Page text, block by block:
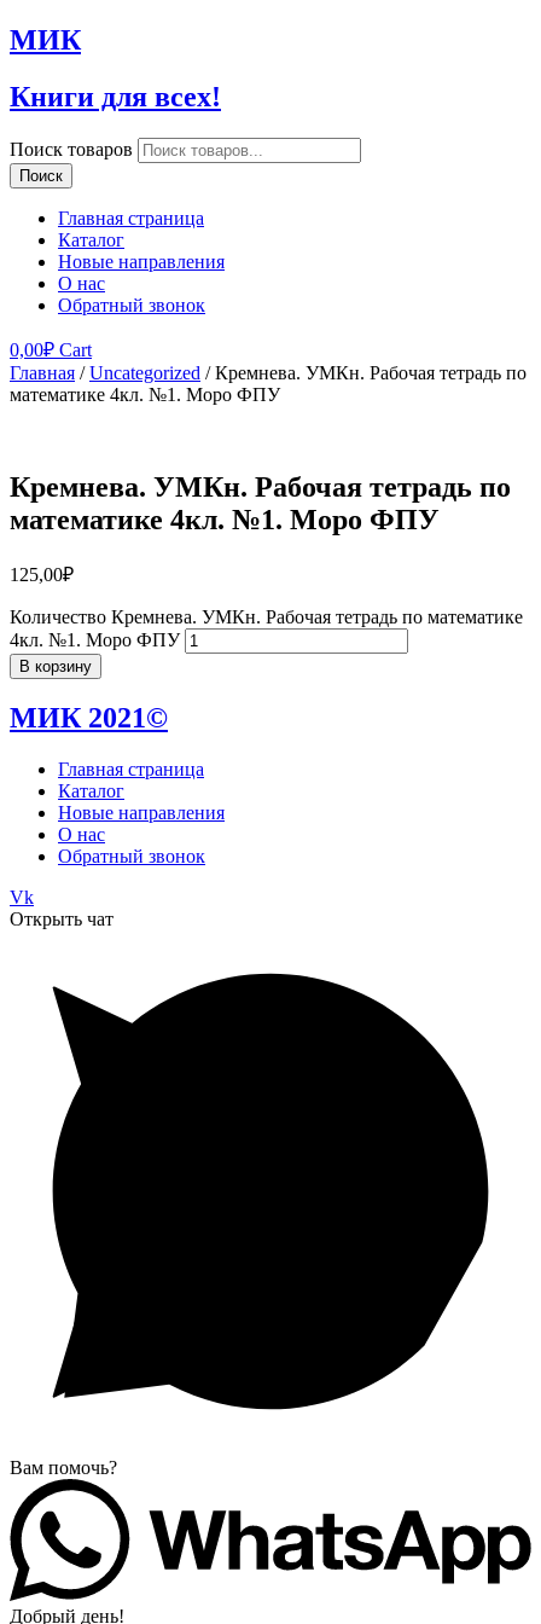
МИК
Книги для всех!
Поиск товаров
Поиск
Главная страница
Каталог
Новые направления
О нас
Обратный звонок
0,00₽ Cart
Главная /Uncategorized / Кремнева. УМКн. Рабочая тетрадь по
математике 4кл. №1. Моро ФПУ
Кремнева. УМКн. Рабочая тетрадь по
математике 4кл. №1. Моро ФПУ
125,00₽
Количество Кремнева. УМКн. Рабочая тетрадь по математике
4кл. №1. Моро ФПУ
В корзину
МИК 2021©
Главная страница
Каталог
Новые направления
О нас
Обратный звонок
Vk
Открыть чат
Вам помочь?
Добрый день!